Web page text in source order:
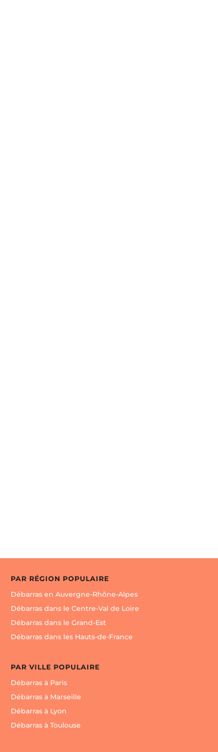
PAR RÉGION POPULAIRE
Débarras en Auvergne-Rhône-Alpes
Débarras dans le Centre-Val de Loire
Débarras dans le Grand-Est
Débarras dans les Hauts-de-France
PAR VILLE POPULAIRE
Débarras à Paris
Débarras à Marseille
Débarras à Lyon
Débarras à Toulouse